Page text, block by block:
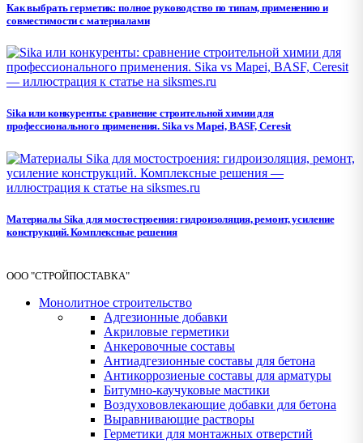
Как выбрать герметик: полное руководство по типам, применению и
совместимости с материалами
Sika или конкуренты: сравнение строительной химии для
профессионального применения. Sika vs Mapei, BASF, Ceresit
Материалы Sika для мостостроения: гидроизоляция, ремонт, усиление
конструкций. Комплексные решения
ООО "СТРОЙПОСТАВКА"
Монолитное строительство
Адгезионные добавки
Акриловые герметики
Анкеровочные составы
Антиадгезионные составы для бетона
Антикоррозиеные составы для арматуры
Битумно-каучуковые мастики
Воздухововлекающие добавки для бетона
Выравнивающие растворы
Герметики для монтажных отверстий